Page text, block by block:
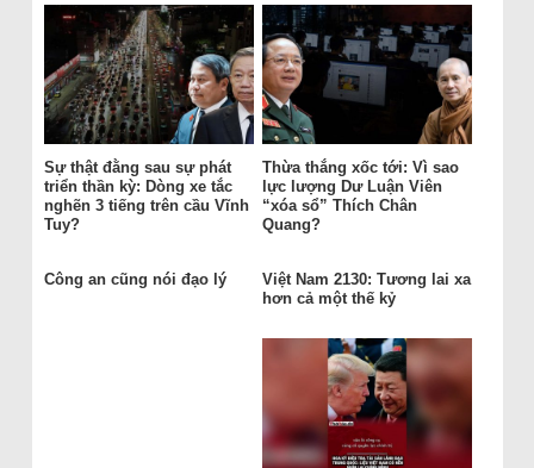
Sự thật đằng sau sự phát
triển thần kỳ: Dòng xe tắc
nghẽn 3 tiếng trên cầu Vĩnh
Tuy?
Thừa thắng xốc tới: Vì sao
lực lượng Dư Luận Viên
“xóa sổ” Thích Chân
Quang?
Công an cũng nói đạo lý
Việt Nam 2130: Tương lai xa
hơn cả một thế kỷ